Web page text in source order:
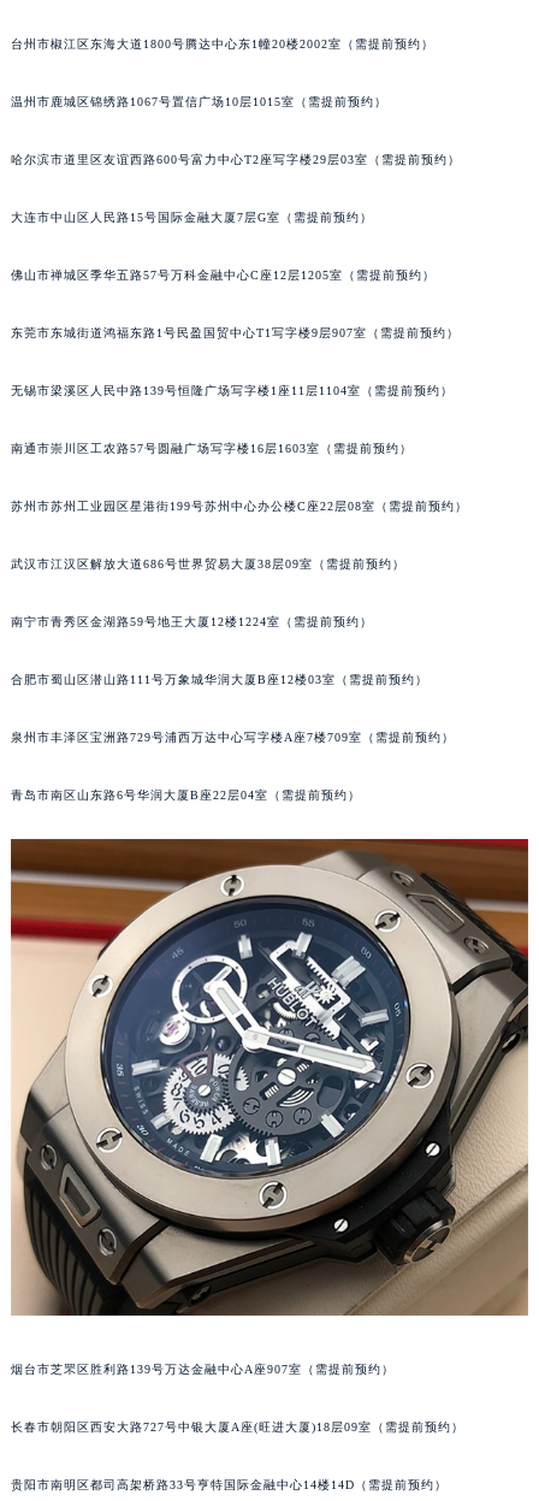
台州市椒江区东海大道1800号腾达中心东1幢20楼2002室（需提前预约）
温州市鹿城区锦绣路1067号置信广场10层1015室（需提前预约）
哈尔滨市道里区友谊西路600号富力中心T2座写字楼29层03室（需提前预约）
大连市中山区人民路15号国际金融大厦7层G室（需提前预约）
佛山市禅城区季华五路57号万科金融中心C座12层1205室（需提前预约）
东莞市东城街道鸿福东路1号民盈国贸中心T1写字楼9层907室（需提前预约）
无锡市梁溪区人民中路139号恒隆广场写字楼1座11层1104室（需提前预约）
南通市崇川区工农路57号圆融广场写字楼16层1603室（需提前预约）
苏州市苏州工业园区星港街199号苏州中心办公楼C座22层08室（需提前预约）
武汉市江汉区解放大道686号世界贸易大厦38层09室（需提前预约）
南宁市青秀区金湖路59号地王大厦12楼1224室（需提前预约）
合肥市蜀山区潜山路111号万象城华润大厦B座12楼03室（需提前预约）
泉州市丰泽区宝洲路729号浦西万达中心写字楼A座7楼709室（需提前预约）
青岛市南区山东路6号华润大厦B座22层04室（需提前预约）
烟台市芝罘区胜利路139号万达金融中心A座907室（需提前预约）
长春市朝阳区西安大路727号中银大厦A座(旺进大厦)18层09室（需提前预约）
贵阳市南明区都司高架桥路33号亨特国际金融中心14楼14D（需提前预约）